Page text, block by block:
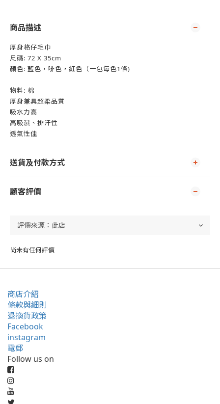
商品描述
厚身格仔毛巾
尺碼: 72 X 35cm
顏色: 藍色，啡色，紅色（一包每色1條)
物料: 棉
厚身兼具超柔品質
吸水力高
高吸濕、排汗性
透氣性佳
送貨及付款方式
顧客評價
尚未有任何評價
商店介紹
條款與細則
退換貨政策
Facebook
instagram
電郵
Follow us on